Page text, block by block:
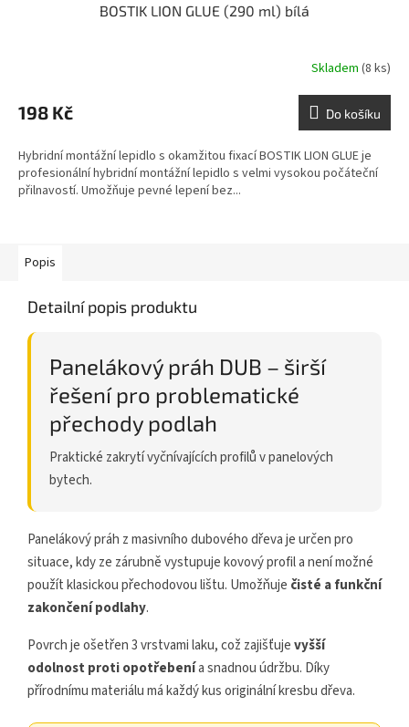
BOSTIK LION GLUE (290 ml) bílá
Skladem (8 ks)
198 Kč Do košíku
Hybridní montážní lepidlo s okamžitou fixací BOSTIK LION GLUE je
profesionální hybridní montážní lepidlo s velmi vysokou počáteční
přilnavostí. Umožňuje pevné lepení bez...
Popis
Detailní popis produktu
Panelákový práh DUB – širší
řešení pro problematické
přechody podlah
Praktické zakrytí vyčnívajících profilů v panelových
bytech.
Panelákový práh z masivního dubového dřeva je určen pro
situace, kdy ze zárubně vystupuje kovový profil a není možné
použít klasickou přechodovou lištu. Umožňuje čisté a funkční
zakončení podlahy.
Povrch je ošetřen 3 vrstvami laku, což zajišťujevyšší
odolnost proti opotřebenía snadnou údržbu. Díky
přírodnímu materiálu má každý kus originální kresbu dřeva.